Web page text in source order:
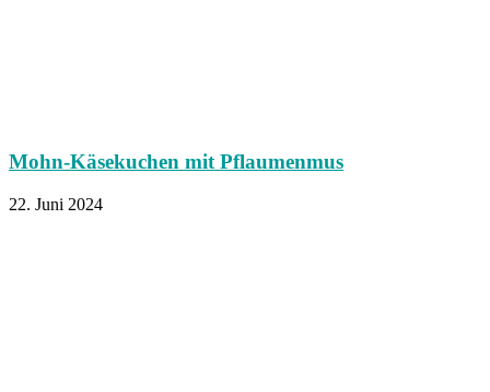
Mohn-Käsekuchen mit Pflaumenmus
22. Juni 2024